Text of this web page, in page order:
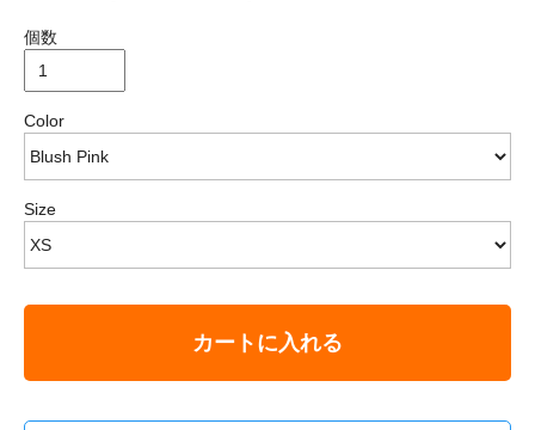
個数
Color
Size
カートに入れる